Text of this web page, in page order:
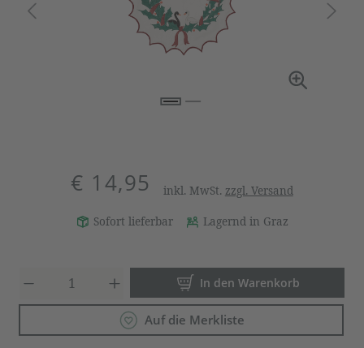
€ 14,95 inkl. MwSt. zzgl. Versand
Sofort lieferbar Lagernd in Graz
Produkt Anzahl: Gib den
In den Warenkorb
Auf die Merkliste